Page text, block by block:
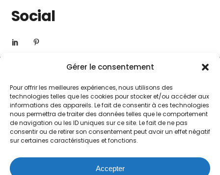
Gérer le consentement
Pour offrir les meilleures expériences, nous utilisons des
technologies telles que les cookies pour stocker et/ou accéder aux
informations des appareils. Le fait de consentir à ces technologies
nous permettra de traiter des données telles que le comportement
de navigation ou les ID uniques sur ce site. Le fait de ne pas
consentir ou de retirer son consentement peut avoir un effet négatif
sur certaines caractéristiques et fonctions.
Accepter
Social